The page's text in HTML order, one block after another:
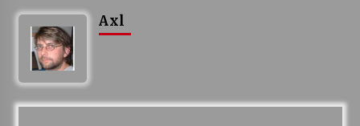
Axl